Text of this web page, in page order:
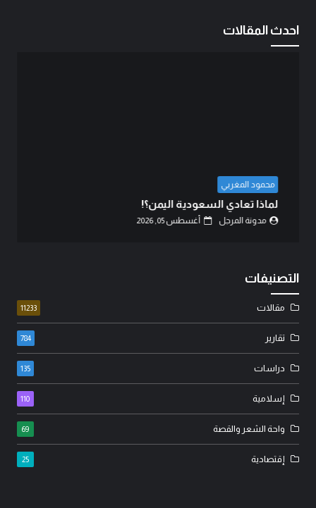
احدث المقالات
عبد الزهرة محمد الهنداوي
كربلاء.. انصال الكلمات..!
مدونة المرجل أغسطس 02, 2026
التصنيفات
مقالات 11233
تقارير 784
دراسات 135
إسلامية 110
واحة الشعر والقصة 69
إقتصادية 25